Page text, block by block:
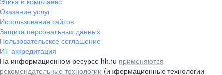
Оказание услуг
Использование сайтов
Защита персональных данных
Пользовательское соглашение
ИТ аккредитация
На информационном ресурсе hh.ru применяются
рекомендательные технологии (информационные технологии